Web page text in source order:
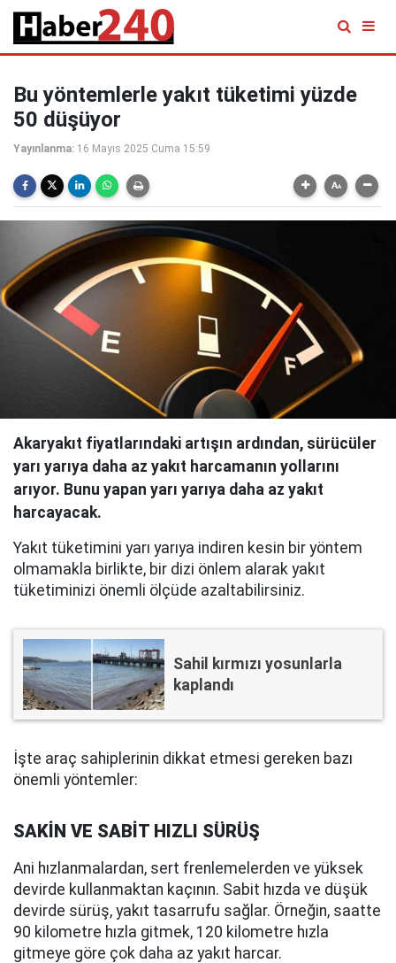
Bu yöntemlerle yakıt tüketimi yüzde
50 düşüyor
Yayınlanma: 16 Mayıs 2025 Cuma 15:59
Akaryakıt fiyatlarındaki artışın ardından, sürücüler
yarı yarıya daha az yakıt harcamanın yollarını
arıyor. Bunu yapan yarı yarıya daha az yakıt
harcayacak.
Yakıt tüketimini yarı yarıya indiren kesin bir yöntem
olmamakla birlikte, bir dizi önlem alarak yakıt
tüketiminizi önemli ölçüde azaltabilirsiniz.
Sahil kırmızı yosunlarla
kaplandı
İşte araç sahiplerinin dikkat etmesi gereken bazı
önemli yöntemler:
SAKİN VE SABİT HIZLI SÜRÜŞ
Ani hızlanmalardan, sert frenlemelerden ve yüksek
devirde kullanmaktan kaçının. Sabit hızda ve düşük
devirde sürüş, yakıt tasarrufu sağlar. Örneğin, saatte
90 kilometre hızla gitmek, 120 kilometre hızla
gitmeye göre çok daha az yakıt harcar.